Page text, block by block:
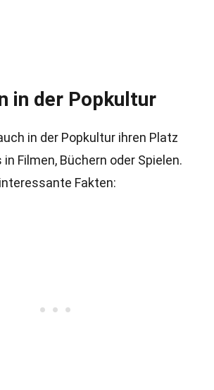
in der Popkultur
in der Popkultur ihren Platz
Filmen, Büchern oder Spielen.
Fakten: